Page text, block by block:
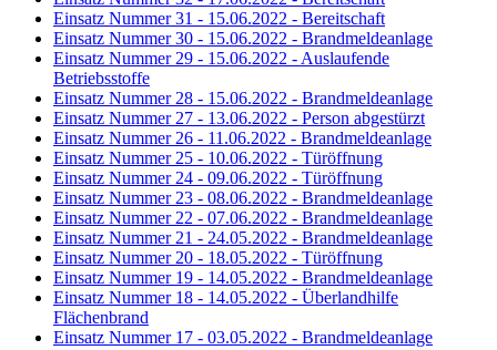
Einsatz Nummer 31 - 15.06.2022 - Bereitschaft
Einsatz Nummer 30 - 15.06.2022 - Brandmeldeanlage
Einsatz Nummer 29 - 15.06.2022 - Auslaufende
Betriebsstoffe
Einsatz Nummer 28 - 15.06.2022 - Brandmeldeanlage
Einsatz Nummer 27 - 13.06.2022 - Person abgestürzt
Einsatz Nummer 26 - 11.06.2022 - Brandmeldeanlage
Einsatz Nummer 25 - 10.06.2022 - Türöffnung
Einsatz Nummer 24 - 09.06.2022 - Türöffnung
Einsatz Nummer 23 - 08.06.2022 - Brandmeldeanlage
Einsatz Nummer 22 - 07.06.2022 - Brandmeldeanlage
Einsatz Nummer 21 - 24.05.2022 - Brandmeldeanlage
Einsatz Nummer 20 - 18.05.2022 - Türöffnung
Einsatz Nummer 19 - 14.05.2022 - Brandmeldeanlage
Einsatz Nummer 18 - 14.05.2022 - Überlandhilfe
Flächenbrand
Einsatz Nummer 17 - 03.05.2022 - Brandmeldeanlage